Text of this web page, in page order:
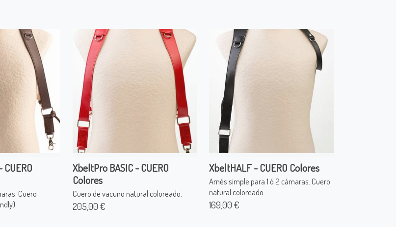
Cuero
XbeltPro BASIC - CUERO
Colores
Cuero de vacuno natural coloreado.
205,00 €
XbeltHALF - CUERO Colores
Arnés simple para 1 ó 2 cámaras. Cuero
natural coloreado.
169,00 €